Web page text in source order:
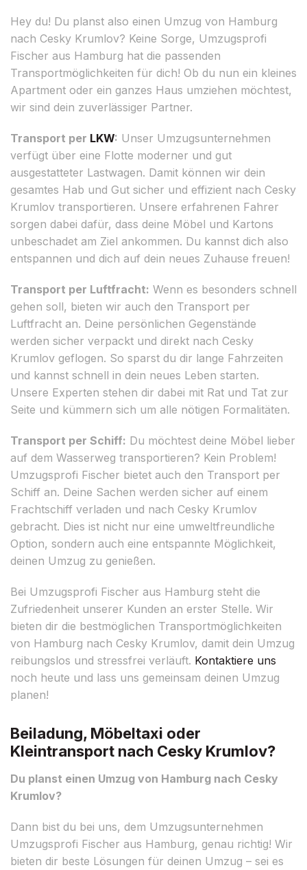
Hey du! Du planst also einen Umzug von Hamburg
nach Cesky Krumlov? Keine Sorge, Umzugsprofi
Fischer aus Hamburg hat die passenden
Transportmöglichkeiten für dich! Ob du nun ein kleines
Apartment oder ein ganzes Haus umziehen möchtest,
wir sind dein zuverlässiger Partner.
Transport per LKW: Unser Umzugsunternehmen
verfügt über eine Flotte moderner und gut
ausgestatteter Lastwagen. Damit können wir dein
gesamtes Hab und Gut sicher und effizient nach Cesky
Krumlov transportieren. Unsere erfahrenen Fahrer
sorgen dabei dafür, dass deine Möbel und Kartons
unbeschadet am Ziel ankommen. Du kannst dich also
entspannen und dich auf dein neues Zuhause freuen!
Transport per Luftfracht: Wenn es besonders schnell
gehen soll, bieten wir auch den Transport per
Luftfracht an. Deine persönlichen Gegenstände
werden sicher verpackt und direkt nach Cesky
Krumlov geflogen. So sparst du dir lange Fahrzeiten
und kannst schnell in dein neues Leben starten.
Unsere Experten stehen dir dabei mit Rat und Tat zur
Seite und kümmern sich um alle nötigen Formalitäten.
Transport per Schiff: Du möchtest deine Möbel lieber
auf dem Wasserweg transportieren? Kein Problem!
Umzugsprofi Fischer bietet auch den Transport per
Schiff an. Deine Sachen werden sicher auf einem
Frachtschiff verladen und nach Cesky Krumlov
gebracht. Dies ist nicht nur eine umweltfreundliche
Option, sondern auch eine entspannte Möglichkeit,
deinen Umzug zu genießen.
Bei Umzugsprofi Fischer aus Hamburg steht die
Zufriedenheit unserer Kunden an erster Stelle. Wir
bieten dir die bestmöglichen Transportmöglichkeiten
von Hamburg nach Cesky Krumlov, damit dein Umzug
reibungslos und stressfrei verläuft. Kontaktiere uns
noch heute und lass uns gemeinsam deinen Umzug
planen!
Beiladung, Möbeltaxi oder
Kleintransport nach Cesky Krumlov?
Du planst einen Umzug von Hamburg nach Cesky
Krumlov?
Dann bist du bei uns, dem Umzugsunternehmen
Umzugsprofi Fischer aus Hamburg, genau richtig! Wir
bieten dir beste Lösungen für deinen Umzug – sei es